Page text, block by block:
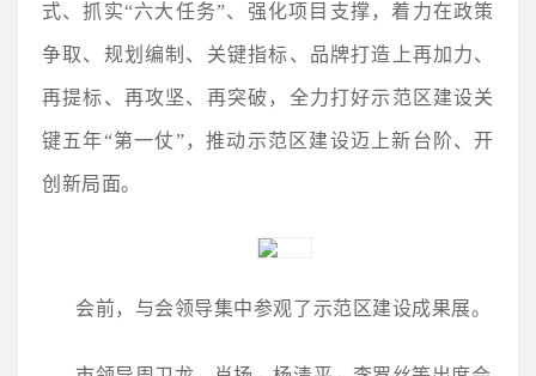
式、抓实“六大任务”、强化项目支撑，着力在政策
争取、规划编制、关键指标、品牌打造上再加力、
再提标、再攻坚、再突破，全力打好示范区建设关
键五年“第一仗”，推动示范区建设迈上新台阶、开
创新局面。
会前，与会领导集中参观了示范区建设成果展。